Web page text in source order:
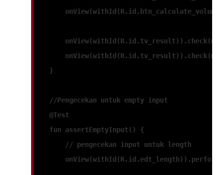
    }
    //Pengecekan untuk empty input
    @Test
    fun
assertEmptyInput () {
        // pengecekan input untuk length